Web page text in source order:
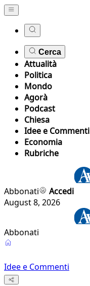
Cerca
Attualità
Politica
Mondo
Agorà
Podcast
Chiesa
Idee e Commenti
Economia
Rubriche
Abbonati
Accedi
August 8, 2026
Abbonati
Idee e Commenti